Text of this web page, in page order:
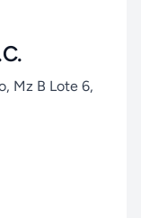
Mz B Lote 6,